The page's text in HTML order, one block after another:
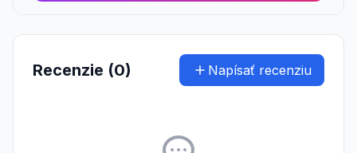
Recenzie (0) Napísať recenziu